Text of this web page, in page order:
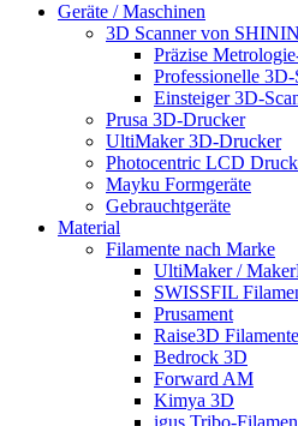
Geräte / Maschinen
3D Scanner von
Präzise
Professionelle
Einsteiger 3D-
Prusa 3D-Drucker
UltiMaker 3D-Drucker
Photocentric LCD
Mayku Formgeräte
Gebrauchtgeräte
Material
Filamente nach Marke
UltiMaker /
SWISSFIL
Prusament
Raise3D Filamente
Bedrock 3D
Forward AM
Kimya 3D
igus Tribo-